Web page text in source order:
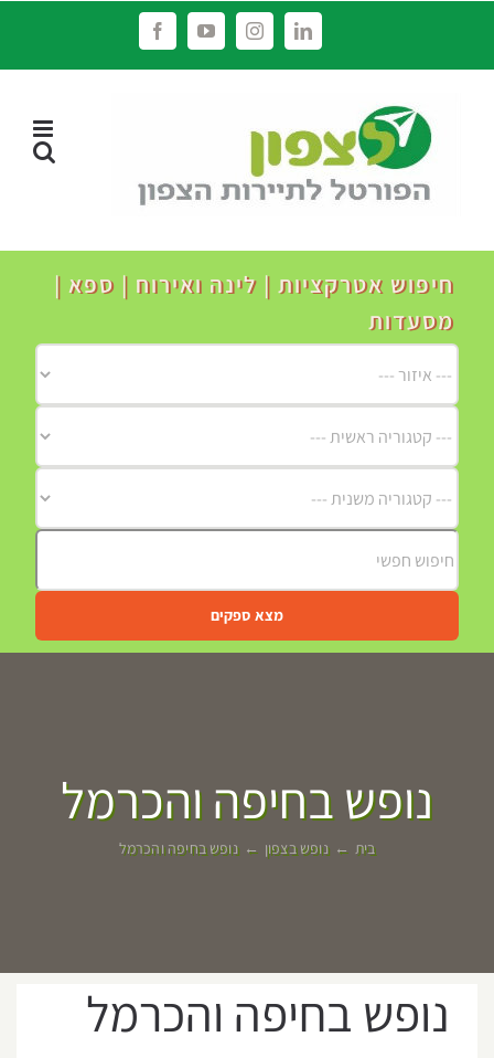
LinkedIn
Instagram
YouTube
Facebook
חיפוש אטרקציות | לינה ואירוח | ספא |
מסעדות
מצא ספקים
נופש בחיפה והכרמל
בית נופש בצפון נופש בחיפה והכרמל
נופש בחיפה והכרמל